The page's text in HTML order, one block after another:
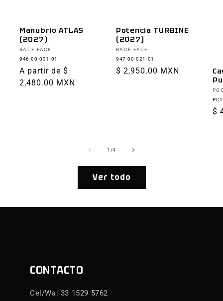
Manubrio ATLAS
(2027)
Proveedor:
RACE FACE
946-00-031-01
Precio
habitual
A partir de $
2,480.00 MXN
Potencia TURBINE
(2027)
Proveedor:
RACE FACE
947-00-021-01
Precio
$ 2,950.00 MXN
$
1 /de
4
Ver todo
CONTACTO
Cel/Wa: 33 1529 5762